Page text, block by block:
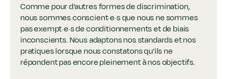
Comme pour d’autres formes de discrimination,
nous sommes conscient·e·s que nous ne sommes
pas exempt·e·s de conditionnements et de biais
inconscients. Nous adaptons nos standards et nos
pratiques lorsque nous constatons qu’ils ne
répondent pas encore pleinement à nos objectifs.